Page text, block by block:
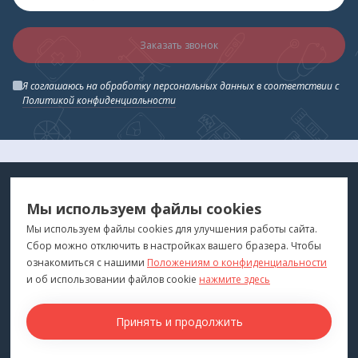
Заказать звонок
Я соглашаюсь на обработку персональных данных в соответствии с
Политикой конфиденциальности
ДЛЯ ВАС
"Медтехника для Вас"©2026
ПОКУПАТЕЛЯМ
Каталог
Бренды
Для оптовиков
КОНТАКТЫ
г. Владивосток
Мы используем файлы cookies
Мы используем файлы cookies для улучшения работы сайта.
Сбор можно отключить в настройках вашего бразера. Чтобы
ознакомиться с нашими Положениям о конфиденциальности
и об использовании файлов cookie нажмите здесь
Принять и продолжить